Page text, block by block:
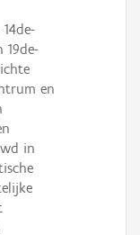
19de-
en
in